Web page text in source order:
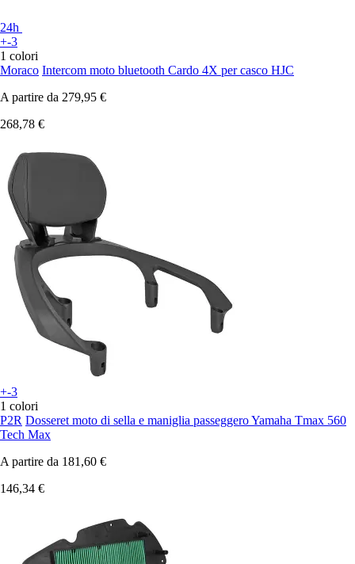
24h
+-3
1 colori
Moraco Intercom moto bluetooth Cardo 4X per casco HJC
A partire da 279,95 €
268,78 €
+-3
1 colori
P2R Dosseret moto di sella e maniglia passeggero Yamaha Tmax 560
Tech Max
A partire da 181,60 €
146,34 €